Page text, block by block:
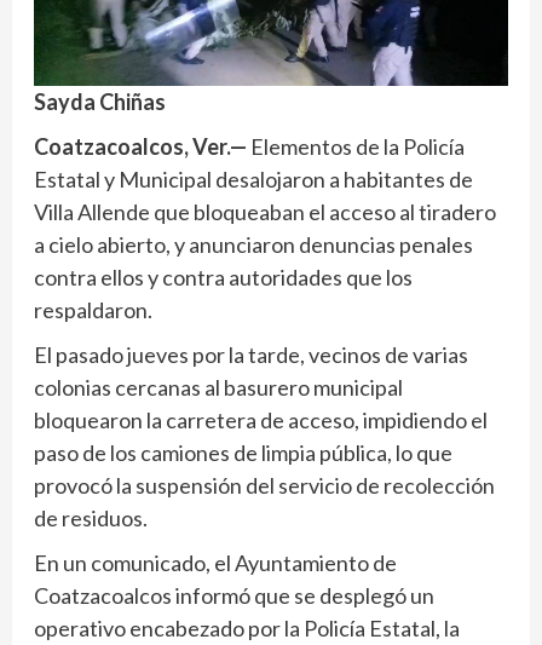
Sayda Chiñas
Coatzacoalcos, Ver.— Elementos de la Policía
Estatal y Municipal desalojaron a habitantes de
Villa Allende que bloqueaban el acceso al tiradero
a cielo abierto, y anunciaron denuncias penales
contra ellos y contra autoridades que los
respaldaron.
El pasado jueves por la tarde, vecinos de varias
colonias cercanas al basurero municipal
bloquearon la carretera de acceso, impidiendo el
paso de los camiones de limpia pública, lo que
provocó la suspensión del servicio de recolección
de residuos.
En un comunicado, el Ayuntamiento de
Coatzacoalcos informó que se desplegó un
operativo encabezado por la Policía Estatal, la